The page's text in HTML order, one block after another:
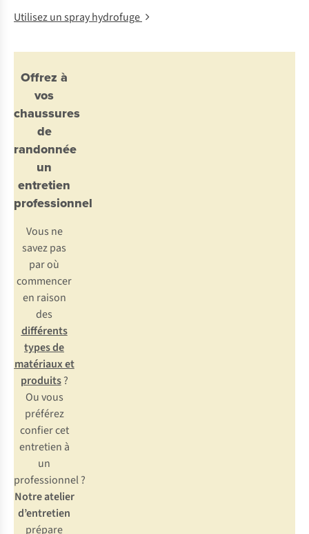
Utilisez un spray hydrofuge
Offrez à
vos
chaussures
de
randonnée
un
entretien
professionnel
Vous ne
savez pas
par où
commencer
en raison
des
différents
types de
matériaux et
produits?
Ou vous
préférez
confier cet
entretien à
un
professionnel ?
Notre atelier
d’entretien
prépare